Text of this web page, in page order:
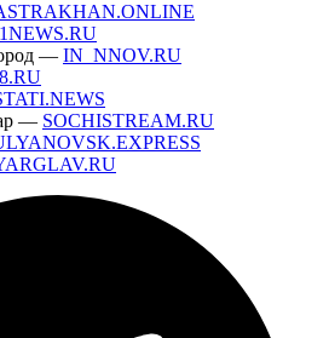
— IN_NNOV.RU
— SOCHISTREAM.RU